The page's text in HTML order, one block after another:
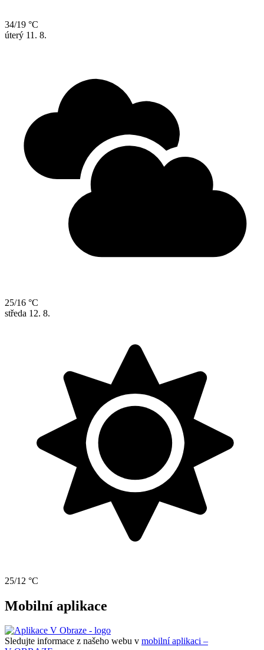
34/19 °C
úterý 11. 8.
25/16 °C
středa 12. 8.
25/12 °C
Mobilní aplikace
Sledujte informace z našeho webu v mobilní aplikaci –